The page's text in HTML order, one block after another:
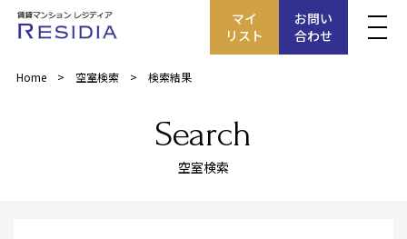
マイ
リスト
お問い
合わせ
Home 空室検索 検索結果
Search
空室検索